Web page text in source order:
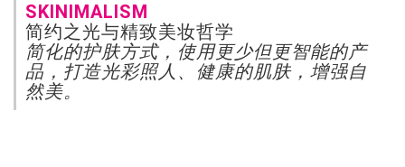
SKINIMALISM
简约之光与精致美妆哲学
简化的护肤方式，使用更少但更智能的产
品，打造光彩照人、健康的肌肤，增强自
然美。